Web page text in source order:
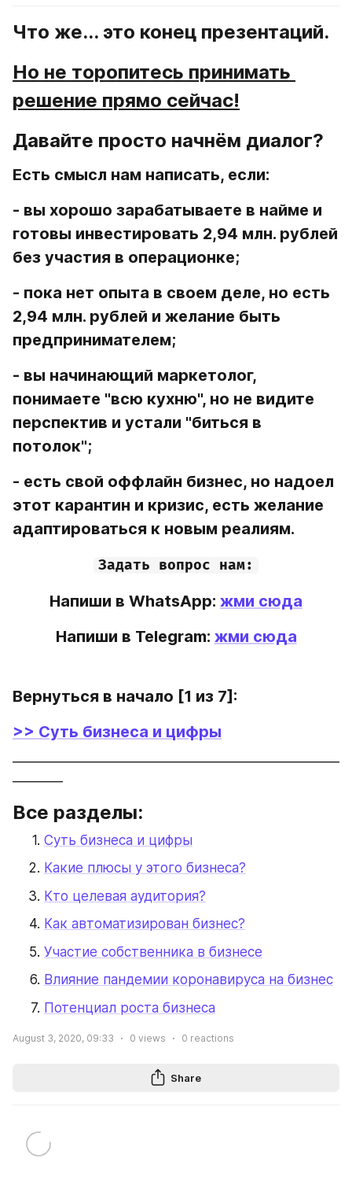
Что же... это конец презентаций.
Но не торопитесь принимать
решение прямо сейчас!
Давайте просто начнём диалог?
Есть смысл нам написать, если:
- вы хорошо зарабатываете в найме и
готовы инвестировать 2,94 млн. рублей
без участия в операционке;
- пока нет опыта в своем деле, но есть
2,94 млн. рублей и желание быть
предпринимателем;
- вы начинающий маркетолог,
понимаете "всю кухню", но не видите
перспектив и устали "биться в
потолок";
- есть свой оффлайн бизнес, но надоел
этот карантин и кризис, есть желание
адаптироваться к новым реалиям.
Задать вопрос нам:
Напиши в WhatsApp: жми сюда
Напиши в Telegram: жми сюда
Вернуться в начало [1 из 7]:
>> Суть бизнеса и цифры
Все разделы:
Суть бизнеса и цифры
Какие плюсы у этого бизнеса?
Кто целевая аудитория?
Как автоматизирован бизнес?
Участие собственника в бизнесе
Влияние пандемии коронавируса на бизнес
Потенциал роста бизнеса
August 3, 2020, 09:33 0 views 0 reactions
Share